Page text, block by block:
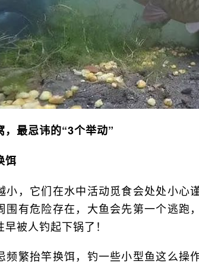
，最忌讳的“3个举动”
饵
小，它们在水中活动觅食会处处小心
围有危险存在，大鱼会先第一个逃跑
被人钓起下锅了！
频繁抬竿换饵，钓一些小型鱼这么操